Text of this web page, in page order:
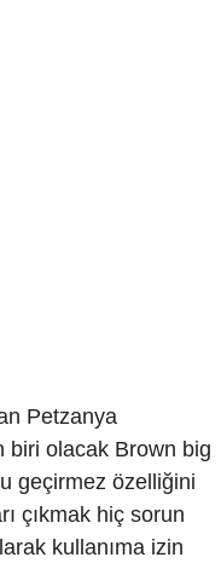
Petzanya
biri olacak Brown big
geçirmez özelliğini
çıkmak hiç sorun
kullanıma izin